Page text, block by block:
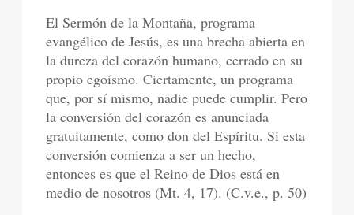
El Sermón de la Montaña, programa
evangélico de Jesús, es una brecha abierta en
la dureza del corazón humano, cerrado en su
propio egoísmo. Ciertamente, un programa
que, por sí mismo, nadie puede cumplir. Pero
la conversión del corazón es anunciada
gratuitamente, como don del Espíritu. Si esta
conversión comienza a ser un hecho,
entonces es que el Reino de Dios está en
medio de nosotros (Mt. 4, 17). (C.v.e., p. 50)